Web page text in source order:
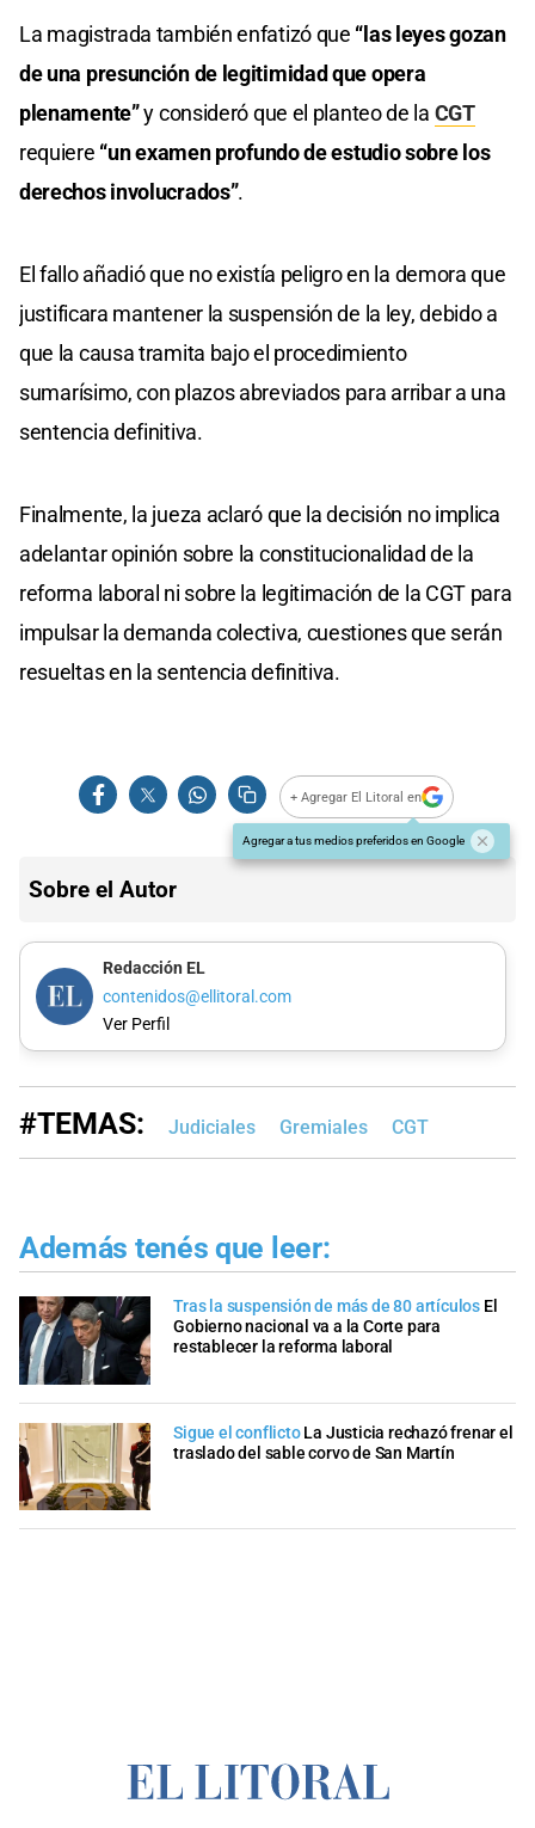
La magistrada también enfatizó que “las leyes gozan
de una presunción de legitimidad que opera
plenamente”y consideró que el planteo de la CGT
requiere “un examen profundo de estudio sobre los
derechos involucrados”.
El fallo añadió que no existía peligro en la demora que
justificara mantener la suspensión de la ley, debido a
que la causa tramita bajo el procedimiento
sumarísimo, con plazos abreviados para arribar a una
sentencia definitiva.
Finalmente, la jueza aclaró que la decisión no implica
adelantar opinión sobre la constitucionalidad de la
reforma laboral ni sobre la legitimación de la CGT para
impulsar la demanda colectiva, cuestiones que serán
resueltas en la sentencia definitiva.
+ Agregar El Litoral en
Agregar a tus medios preferidos en Google
Sobre el Autor
Redacción EL
contenidos@ellitoral.com
Ver Perfil
#TEMAS: Judiciales Gremiales CGT
Además tenés que leer:
Tras la suspensión de más de 80 artículos El
Gobierno nacional va a la Corte para
restablecer la reforma laboral
Sigue el conflicto La Justicia rechazó frenar el
traslado del sable corvo de San Martín